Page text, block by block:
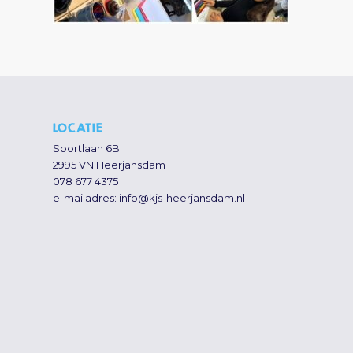
LOCATIE
Sportlaan 6B
2995 VN Heerjansdam
078 677 4375
e-mailadres: info@kjs-heerjansdam.nl